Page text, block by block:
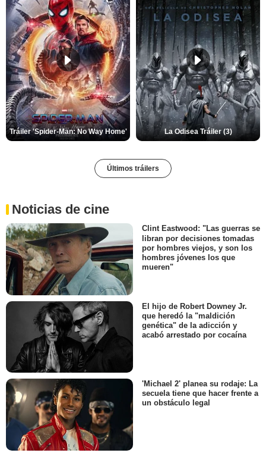
Tráiler 'Spider-Man: No Way Home' La Odisea Tráiler (3)
Últimos tráilers
Noticias de cine
Clint Eastwood: "Las guerras se
libran por decisiones tomadas
por hombres viejos, y son los
hombres jóvenes los que
mueren"
El hijo de Robert Downey Jr.
que heredó la "maldición
genética" de la adicción y
acabó arrestado por cocaína
'Michael 2' planea su rodaje: La
secuela tiene que hacer frente a
un obstáculo legal